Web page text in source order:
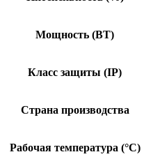
Мощность (ВТ)
Класс защиты (IP)
Страна производства
Рабочая температура (°C)